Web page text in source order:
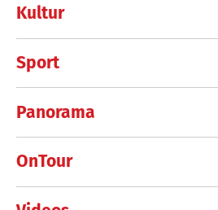
Kultur
Sport
Panorama
OnTour